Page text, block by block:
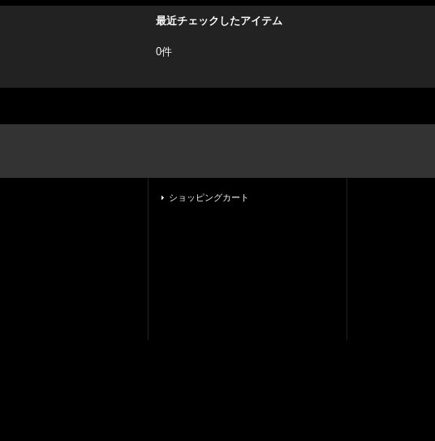
最近チェックしたアイテム
0件
ショッピングカート